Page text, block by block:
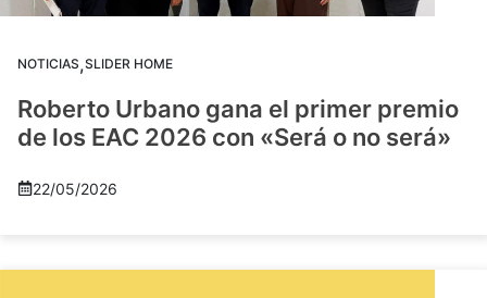
NOTICIAS,SLIDER HOME
Roberto Urbano gana el primer premio
de los EAC 2026 con «Será o no será»
22/05/2026